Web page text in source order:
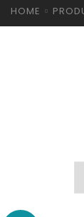
HOME